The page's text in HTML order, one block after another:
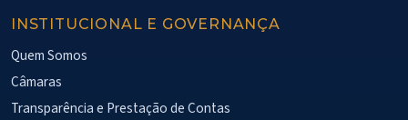
INSTITUCIONAL E GOVERNANÇA
Quem Somos
Câmaras
Transparência e Prestação de Contas